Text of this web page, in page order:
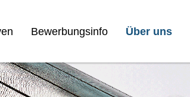
Bewerbungsinfo Über uns